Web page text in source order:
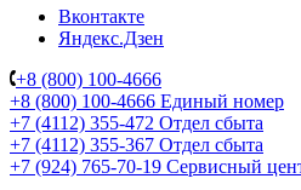
Вконтакте
Яндекс.Дзен
+8 (800) 100-4666
+8 (800) 100-4666 Единый номер
+7 (4112) 355-472 Отдел сбыта
+7 (4112) 355-367 Отдел сбыта
+7 (924) 765-70-19 Сервисный